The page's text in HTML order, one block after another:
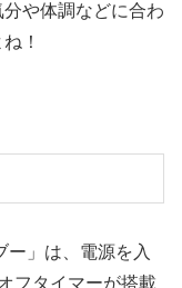
や体調などに合わ
！
ー」は、電源を入
フタイマーが搭載